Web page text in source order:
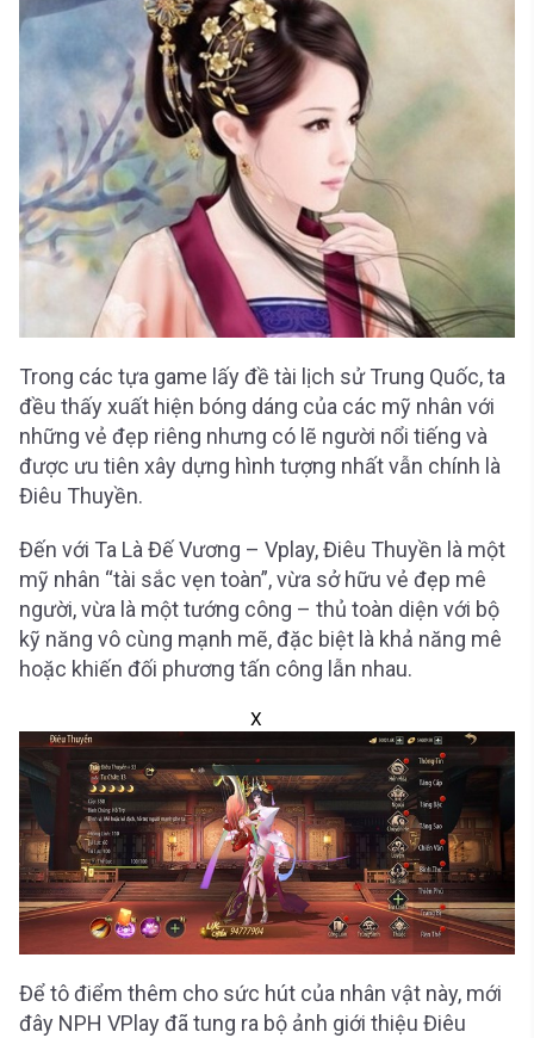
Trong các tựa game lấy đề tài lịch sử Trung Quốc, ta
đều thấy xuất hiện bóng dáng của các mỹ nhân với
những vẻ đẹp riêng nhưng có lẽ người nổi tiếng và
được ưu tiên xây dựng hình tượng nhất vẫn chính là
Điêu Thuyền.
Đến với Ta Là Đế Vương – Vplay, Điêu Thuyền là một
mỹ nhân “tài sắc vẹn toàn”, vừa sở hữu vẻ đẹp mê
người, vừa là một tướng công – thủ toàn diện với bộ
kỹ năng vô cùng mạnh mẽ, đặc biệt là khả năng mê
hoặc khiến đối phương tấn công lẫn nhau.
X
Để tô điểm thêm cho sức hút của nhân vật này, mới
đây NPH VPlay đã tung ra bộ ảnh giới thiệu Điêu